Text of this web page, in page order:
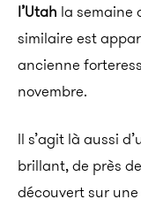
l’Utah la semaine
similaire est
ancienne
novembre.
Il s’agit là aussi
brillant, de près
découvert sur